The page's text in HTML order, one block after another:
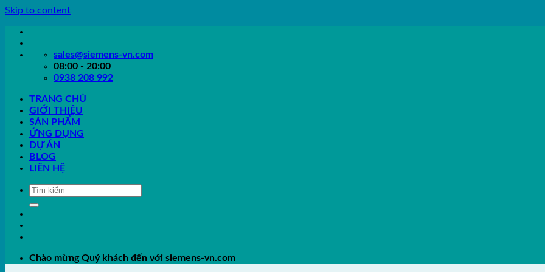
Skip to content
sales@siemens-vn.com
08:00 - 20:00
0938 208 992
TRANG CHỦ
GIỚI THIỆU
SẢN PHẨM
ỨNG DỤNG
DỰ ÁN
BLOG
LIÊN HỆ
Chào mừng Quý khách đến với siemens-vn.com